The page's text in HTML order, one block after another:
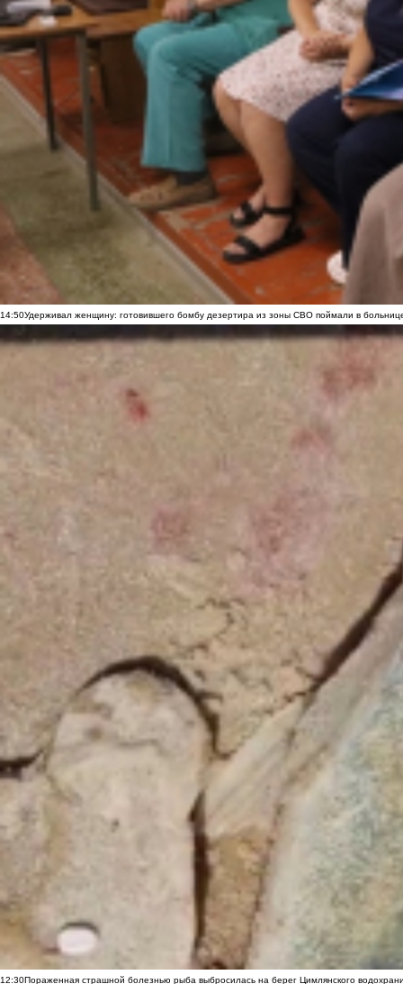
14:50Удерживал женщину: готовившего бомбу дезертира из зоны СВО поймали в
12:30Пораженная страшной болезнью рыба выбросилась на берег Цимлянского